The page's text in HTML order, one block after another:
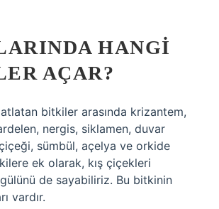
HANGI
AÇAR?
atlatan bitkiler arasında krizantem,
nergis, siklamen, duvar
sümbül, açelya ve orkide
ek olarak, kış çiçekleri
de sayabiliriz. Bu bitkinin
vardır.